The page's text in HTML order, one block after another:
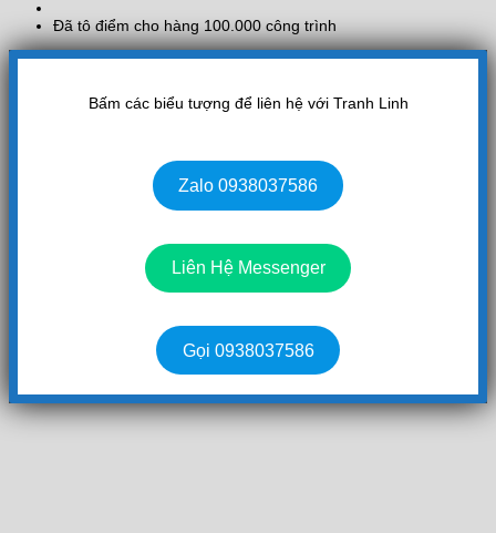
Đã tô điểm cho hàng 100.000 công trình
Bấm các biểu tượng để liên hệ với Tranh Linh
Zalo 0938037586
Liên Hệ Messenger
Gọi 0938037586